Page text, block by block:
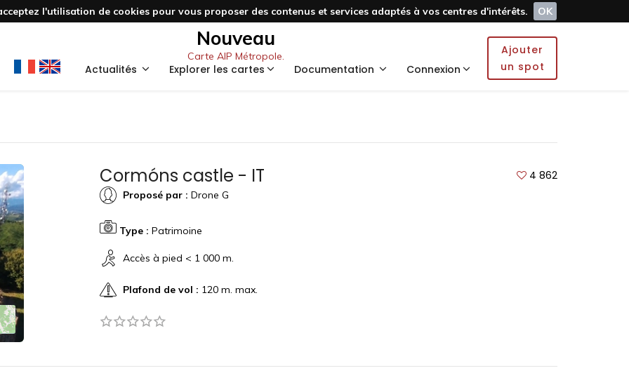
l'utilisation de cookies pour vous proposer des contenus et services adaptés à vos centres d'intérêts.
OK
Nouveau
Carte AIP Métropole.
Actualités Explorer les cartes Documentation Connexion
Ajouter
un spot
Cormóns castle - IT 4 862
Proposé par : Drone G
Type : Patrimoine
Accès à pied < 1 000 m.
Plafond de vol : 120 m. max.